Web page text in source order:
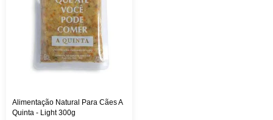
Alimentação Natural Para Cães A
Quinta - Light 300g